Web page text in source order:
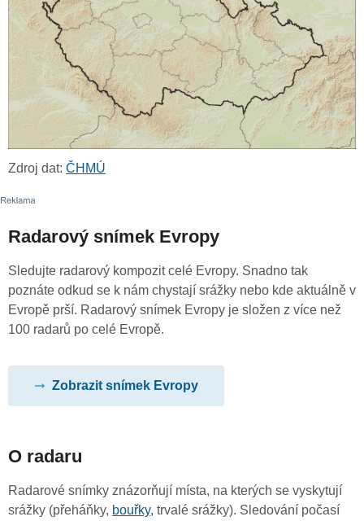
Zdroj dat: ČHMÚ
Radarový snímek Evropy
Sledujte radarový kompozit celé Evropy. Snadno tak
poznáte odkud se k nám chystají srážky nebo kde aktuálně v
Evropě prší. Radarový snímek Evropy je složen z více než
100 radarů po celé Evropě.
Zobrazit snímek Evropy
O radaru
Radarové snímky znázorňují místa, na kterých se vyskytují
srážky (přeháňky, bouřky, trvalé srážky). Sledování počasí